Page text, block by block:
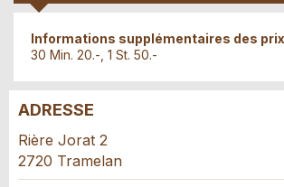
Informations supplémentaires des prix
30 Min. 20.-, 1 St. 50.-
Annonces répréhensibles
Vos commentaires sont
Recommander
Recommandez cette annonce à
ADRESSE
Rière Jorat 2
2720 Tramelan